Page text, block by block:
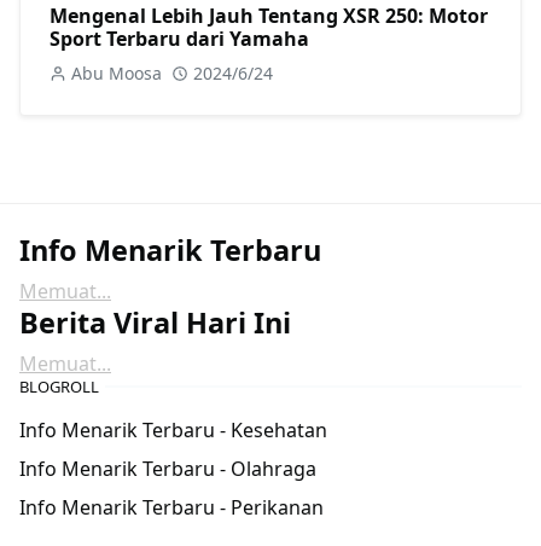
Mengenal Lebih Jauh Tentang XSR 250: Motor
Sport Terbaru dari Yamaha
Abu Moosa 2024/6/24
Info Menarik Terbaru
Memuat...
Berita Viral Hari Ini
Memuat...
BLOGROLL
Info Menarik Terbaru - Kesehatan
Info Menarik Terbaru - Olahraga
Info Menarik Terbaru - Perikanan